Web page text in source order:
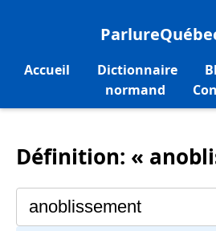
Accueil Dictionnaire
normand
Définition: «